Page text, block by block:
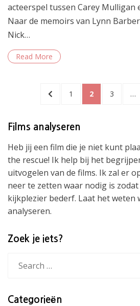
acteerspel tussen Carey Mulligan
Naar de memoirs van Lynn
Nick…
Read More
Berichtnavigatie
PREVIOUS
PAGE
1 PAGE
2 PAGE
3 …
Films analyseren
Heb jij een film die je niet kunt
the rescue! Ik help bij het
uitvogelen van de films. Ik zal er
neer te zetten waar nodig is
kijkplezier bederf. Laat het weten
analyseren.
Zoek je iets?
for:
Categorieën